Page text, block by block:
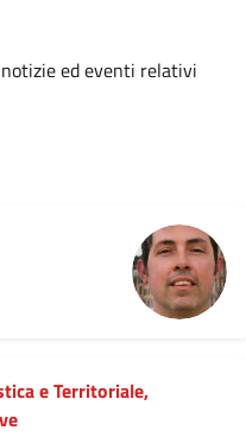
ed eventi relativi
e Territoriale,